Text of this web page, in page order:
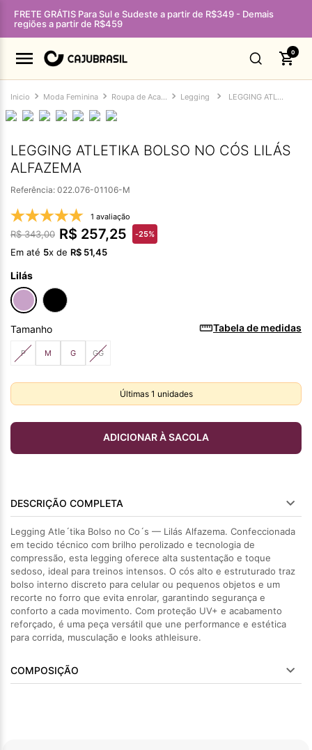
FRETE GRÁTIS Para Sul e Sudeste a partir de R$349 - Demais
regiões a partir de R$459
0
Moda Feminina Roupa de Academia Feminina Legging LEGGING ATLETIKA BOLSO NO CÓS LILÁS ALFAZEMA
LEGGING ATLETIKA BOLSO NO CÓS LILÁS
ALFAZEMA
Referência: 022.076-01106-M
1 avaliação
R$ 343,00 R$ 257,25 -25%
Em até 5x de R$ 51,45
Lilás
Tamanho
P M G GG
Tabela de medidas
Últimas 1 unidades
ADICIONAR À SACOLA
DESCRIÇÃO COMPLETA
Legging Atle´tika Bolso no Co´s — Lilás Alfazema. Confeccionada
em tecido técnico com brilho perolizado e tecnologia de
compressão, esta legging oferece alta sustentação e toque
sedoso, ideal para treinos intensos. O cós alto e estruturado traz
bolso interno discreto para celular ou pequenos objetos e um
recorte no forro que evita enrolar, garantindo segurança e
conforto a cada movimento. Com proteção UV+ e acabamento
reforçado, é uma peça versátil que une performance e estética
para corrida, musculação e looks athleisure.
COMPOSIÇÃO